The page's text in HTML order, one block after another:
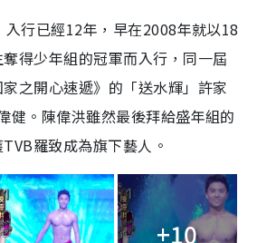
行已經12年，早在2008年就以18
得少年組的冠軍而入行，同一屆
之開心速遞》的「送水輝」許家
健。陳偉洪雖然最後拜給盛年組的
羅致成為旗下藝人。
+10